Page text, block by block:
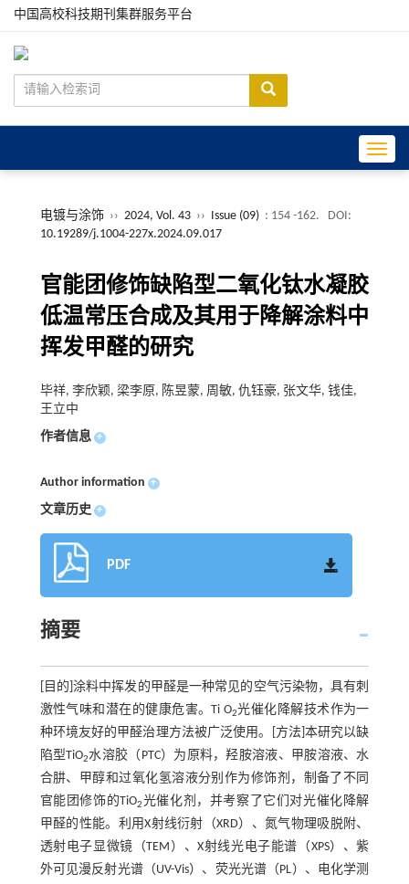
中国高校科技期刊集群服务平台
电镀与涂饰 ›› 2024, Vol. 43 ›› Issue (09) : 154 -162.
DOI:
10.19289/j.1004-227x.2024.09.017
官能团修饰缺陷型二氧化钛水凝胶
低温常压合成及其用于降解涂料中
挥发甲醛的研究
毕祥, 李欣颖, 梁李原, 陈昱蒙, 周敏, 仇钰豪, 张文华, 钱佳,
王立中
作者信息 +
Author information +
文章历史 +
PDF
摘要
[目的]涂料中挥发的甲醛是一种常见的空气污染物，具有刺
激性气味和潜在的健康危害。Ti O2光催化降解技术作为一
种环境友好的甲醛治理方法被广泛使用。[方法]本研究以缺
陷型TiO2水溶胶（PTC）为原料，羟胺溶液、甲胺溶液、水
合肼、甲醇和过氧化氢溶液分别作为修饰剂，制备了不同
官能团修饰的TiO2光催化剂，并考察了它们对光催化降解
甲醛的性能。利用X射线衍射（XRD）、氮气物理吸脱附、
透射电子显微镜（TEM）、X射线光电子能谱（XPS）、紫
外可见漫反射光谱（UV-Vis）、荧光光谱（PL）、电化学测